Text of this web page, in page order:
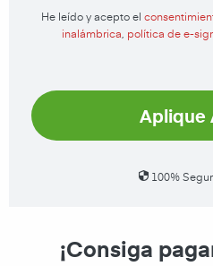
He leído y acepto el
inalámbrica política de e-
Aplique
100%
¡Consiga